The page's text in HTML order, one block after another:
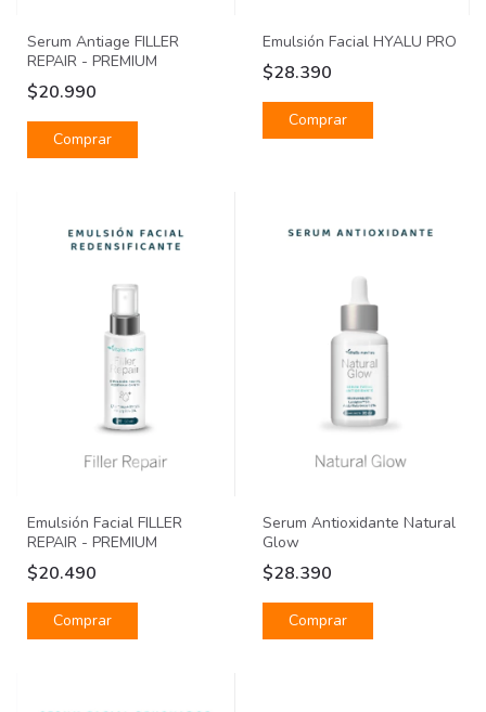
Serum Antiage FILLER
REPAIR - PREMIUM
$20.990
Emulsión Facial HYALU PRO
$28.390
Emulsión Facial FILLER
REPAIR - PREMIUM
$20.490
Serum Antioxidante Natural
Glow
$28.390